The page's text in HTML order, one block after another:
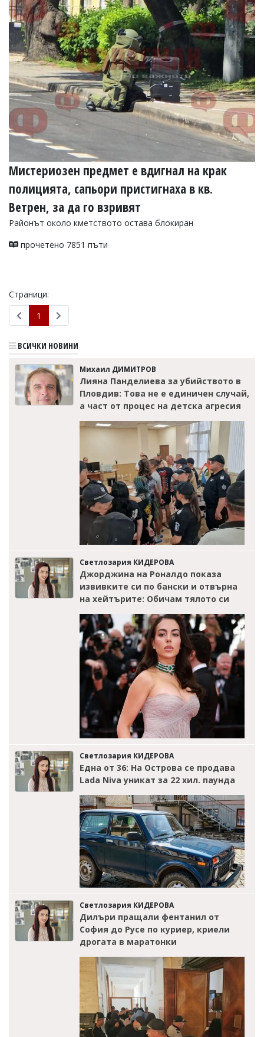
УКРАЙНА
СПОРТ
РАЗСЛЕДВАНЕ
БИЗНЕС
ЮГ
Управители:
Веселин
Василев,
email:
v.vasilev@flagman.bg
Катя
Касабова,
k.kassabova@flagman.bg
Главен
редактор:
Иван
email:
статиите
се
въвеждат
читателите
и
редакцията
носи
отговорност
Мистериозен предмет е вдигнал на крак
полицията, сапьори пристигнаха в кв.
Ветрен, за да го взривят
Районът около кметството остава блокиран
прочетено 7851 пъти
Страници:
1
ВСИЧКИ НОВИНИ
Михаил ДИМИТРОВ
Лияна Панделиева за убийството в
Пловдив: Това не е единичен случай,
а част от процес на детска агресия
Светлозария КИДЕРОВА
Джорджина на Роналдо показа
извивките си по бански и отвърна
на хейтърите: Обичам тялото си
Светлозария КИДЕРОВА
Една от 36: На Острова се продава
Lada Niva уникат за 22 хил. паунда
Светлозария КИДЕРОВА
Дилъри пращали фентанил от
София до Русе по куриер, криели
дрогата в маратонки